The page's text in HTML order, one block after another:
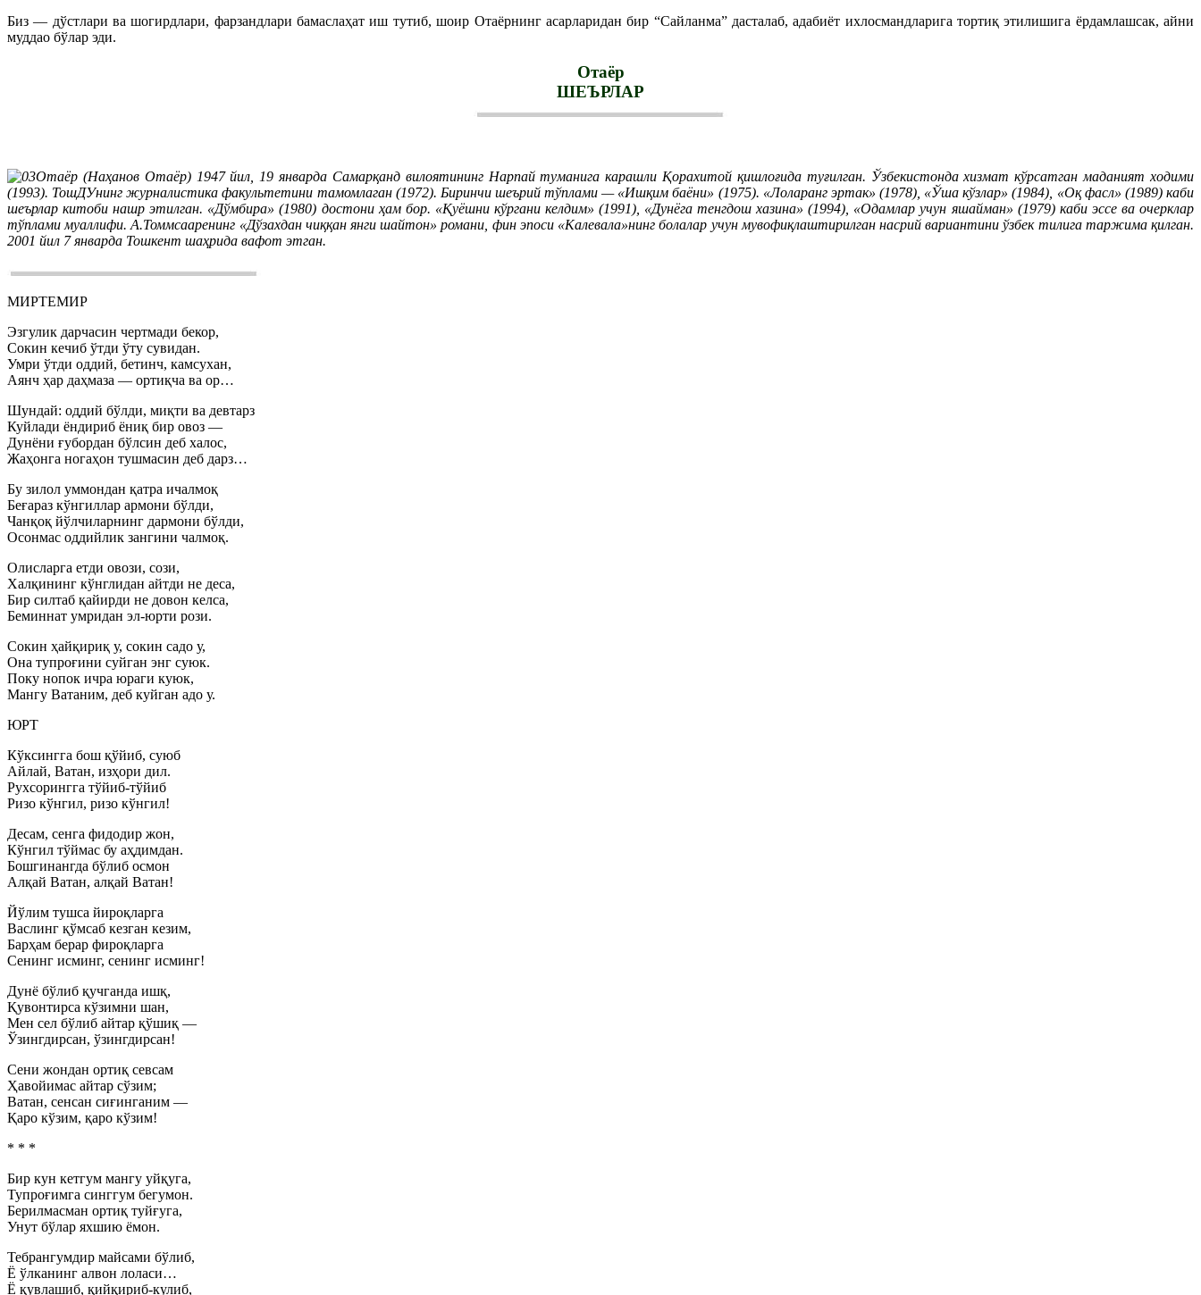
Биз — дўстлари ва шогирдлари, фарзандлари бамаслаҳат иш тутиб, шоир Отаёрнинг асарларидан бир “Сайланма” дасталаб, адабиёт ихлосмандларига тортиқ этилишига ёрдамлашсак, айни
муддао бўлар эди.
Отаёр
ШЕЪРЛАР
Отаёр (Наҳанов Отаёр) 1947 йил, 19 январда Самарқанд вилоятининг Нарпай туманига карашли Қорахитой қишлоғида туғилган. Ўзбекистонда хизмат кўрсатган маданият ходими
(1993). ТошДУнинг журналистика факультетини тамомлаган (1972). Биринчи шеърий тўплами — «Ишқим баёни» (1975). «Лоларанг эртак» (1978), «Ўша кўзлар» (1984), «Оқ фасл» (1989) каби
шеърлар китоби нашр этилган. «Дўмбира» (1980) достони ҳам бор. «Қуёшни кўргани келдим» (1991), «Дунёга тенгдош хазина» (1994), «Одамлар учун яшайман» (1979) каби эссе ва очерклар
тўплами муаллифи. А.Томмсааренинг «Дўзахдан чиққан янги шайтон» романи, фин эпоси «Калевала»нинг болалар учун мувофиқлаштирилган насрий вариантини ўзбек тилига таржима қилган.
2001 йил 7 январда Тошкент шаҳрида вафот этган.
МИРТЕМИР
Эзгулик дарчасин чертмади бекор,
Сокин кечиб ўтди ўту сувидан.
Умри ўтди оддий, бетинч, камсухан,
Аянч ҳар даҳмаза — ортиқча ва ор…
Шундай: оддий бўлди, миқти ва девтарз
Куйлади ёндириб ёниқ бир овоз —
Дунёни ғубордан бўлсин деб халос,
Жаҳонга ногаҳон тушмасин деб дарз…
Бу зилол уммондан қатра ичалмоқ
Беғараз кўнгиллар армони бўлди,
Чанқоқ йўлчиларнинг дармони бўлди,
Осонмас оддийлик зангини чалмоқ.
Олисларга етди овози, сози,
Халқининг кўнглидан айтди не деса,
Бир силтаб қайирди не довон келса,
Беминнат умридан эл-юрти рози.
Сокин ҳайқириқ у, сокин садо у,
Она тупроғини суйган энг суюк.
Поку нопок ичра юраги куюк,
Мангу Ватаним, деб куйган адо у.
ЮРТ
Кўксингга бош қўйиб, суюб
Айлай, Ватан, изҳори дил.
Рухсорингга тўйиб-тўйиб
Ризо кўнгил, ризо кўнгил!
Десам, сенга фидодир жон,
Кўнгил тўймас бу аҳдимдан.
Бошгинангда бўлиб осмон
Алқай Ватан, алқай Ватан!
Йўлим тушса йироқларга
Васлинг қўмсаб кезган кезим,
Барҳам берар фироқларга
Сенинг исминг, сенинг исминг!
Дунё бўлиб қучганда ишқ,
Қувонтирса кўзимни шан,
Мен сел бўлиб айтар қўшиқ —
Ўзингдирсан, ўзингдирсан!
Сени жондан ортиқ севсам
Ҳавойимас айтар сўзим;
Ватан, сенсан сиғинганим —
Қаро кўзим, қаро кўзим!
* * *
Бир кун кетгум мангу уйқуга,
Тупроғимга синггум бегумон.
Берилмасман ортиқ туйғуга,
Унут бўлар яхшию ёмон.
Тебрангумдир майсами бўлиб,
Ё ўлканинг алвон лоласи…
Ё қувлашиб, қийқириб-кулиб,